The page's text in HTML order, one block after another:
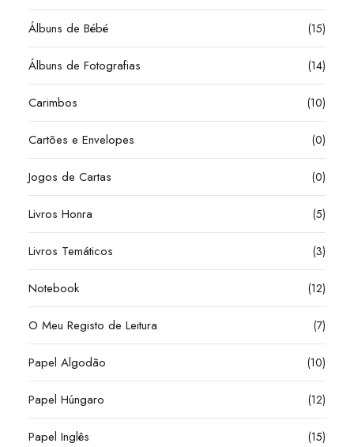
Álbuns de Bébé (15)
Álbuns de Fotografias (14)
Carimbos (10)
Cartões e Envelopes (0)
Jogos de Cartas (0)
Livros Honra (5)
Livros Temáticos (3)
Notebook (12)
O Meu Registo de Leitura (7)
Papel Algodão (10)
Papel Húngaro (12)
Papel Inglês (15)